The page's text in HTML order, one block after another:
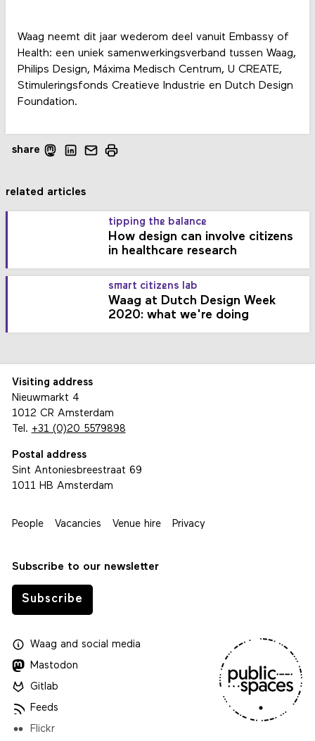
Waag neemt dit jaar wederom deel vanuit Embassy of
Health: een uniek samenwerkingsverband tussen Waag,
Philips Design, Máxima Medisch Centrum, U CREATE,
Stimuleringsfonds Creatieve Industrie en Dutch Design
Foundation.
share
related articles
tipping the balance
How design can involve citizens
in healthcare research
smart citizens lab
Waag at Dutch Design Week
2020: what we're doing
Visiting address
Nieuwmarkt 4
1012 CR Amsterdam
Tel. +31 (0)20 5579898
Postal address
Sint Antoniesbreestraat 69
1011 HB Amsterdam
People Vacancies Venue hire Privacy
Subscribe to our newsletter
Subscribe
Waagand social media
Mastodon
Gitlab
Feeds
Flickr